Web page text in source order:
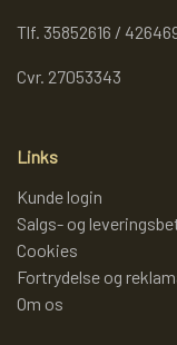
Tlf. 35852616 /
Cvr. 27053343
Links
Kunde login
Salgs- og
Cookies
Fortrydelse og
Om os